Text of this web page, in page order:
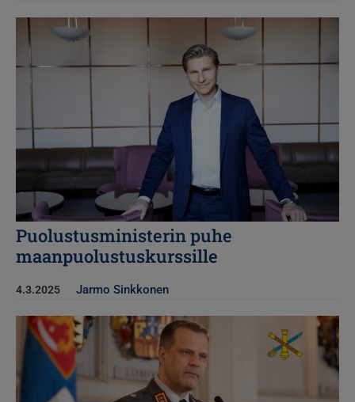
Kuva
Puolustusministerin puhe
maanpuolustuskurssille
4.3.2025 Jarmo Sinkkonen
Kuva